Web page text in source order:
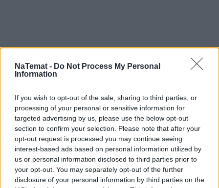
NaTemat - Do Not Process My Personal
Information
If you wish to opt-out of the sale, sharing to third parties, or
processing of your personal or sensitive information for
targeted advertising by us, please use the below opt-out
section to confirm your selection. Please note that after your
opt-out request is processed you may continue seeing
interest-based ads based on personal information utilized by
us or personal information disclosed to third parties prior to
your opt-out. You may separately opt-out of the further
disclosure of your personal information by third parties on the